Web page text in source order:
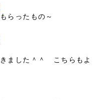
らったもの～
ました＾＾ こちらもよ